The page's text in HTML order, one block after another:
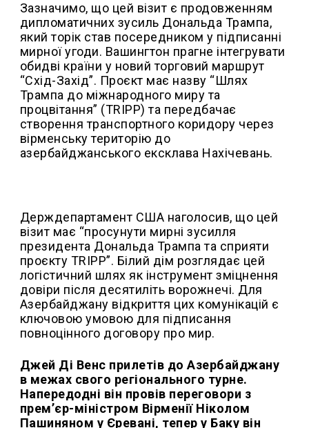
Зазначимо, що цей візит є продовженням
дипломатичних зусиль Дональда Трампа,
який торік став посередником у підписанні
мирної угоди. Вашингтон прагне інтегрувати
обидві країни у новий торговий маршрут
“Схід-Захід”. Проєкт має назву “Шлях
Трампа до міжнародного миру та
процвітання” (TRIPP) та передбачає
створення транспортного коридору через
вірменську територію до
азербайджанського ексклава Нахічевань.
Держдепартамент США наголосив, що цей
візит має “просунути мирні зусилля
президента Дональда Трампа та сприяти
проєкту TRIPP”. Білий дім розглядає цей
логістичний шлях як інструмент зміцнення
довіри після десятиліть ворожнечі. Для
Азербайджану відкриття цих комунікацій є
ключовою умовою для підписання
повноцінного договору про мир.
Джей Ді Венс прилетів до Азербайджану
в межах свого регіонального турне.
Напередодні він провів переговори з
прем’єр-міністром Вірменії Ніколом
Пашиняном у Єревані, тепер у Баку він